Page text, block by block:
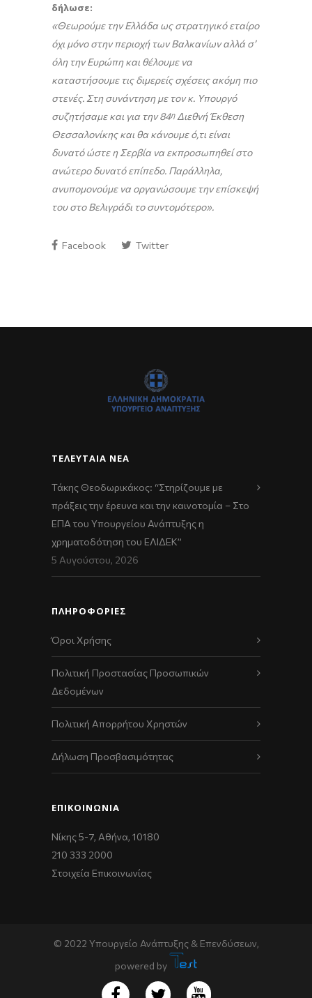
δήλωσε:
«Θεωρούμε την Ελλάδα ως στρατηγικό εταίρο
όχι μόνο στην περιοχή των Βαλκανίων αλλά σ’
όλη την Ευρώπη και θέλουμε να
καταστήσουμε τις διμερείς σχέσεις ακόμη πιο
στενές. Στη συνάντηση με τον κ. Υπουργό
συζητήσαμε και για την 84ηΔιεθνή Έκθεση
Θεσσαλονίκης και θα κάνουμε ό,τι είναι
δυνατό ώστε η Σερβία να εκπροσωπηθεί στο
ανώτερο δυνατό επίπεδο. Παράλληλα,
ανυπομονούμε να οργανώσουμε την επίσκεψή
του στο Βελιγράδι το συντομότερο».
Facebook Twitter
ΤΕΛΕΥΤΑΊΑ ΝΈΑ
Τάκης Θεοδωρικάκος: “Στηρίζουμε με
πράξεις την έρευνα και την καινοτομία – Στο
ΕΠΑ του Υπουργείου Ανάπτυξης η
χρηματοδότηση του ΕΛΙΔΕΚ”
5 Αυγούστου, 2026
ΠΛΗΡΟΦΟΡΙΕΣ
Όροι Χρήσης
Πολιτική Προστασίας Προσωπικών
Δεδομένων
Πολιτική Απορρήτου Χρηστών
Δήλωση Προσβασιμότητας
ΕΠΙΚΟΙΝΩΝΊΑ
Νίκης 5-7, Αθήνα, 10180
210 333 2000
Στοιχεία Επικοινωνίας
© 2022 Υπουργείο Ανάπτυξης & Επενδύσεων,
powered by